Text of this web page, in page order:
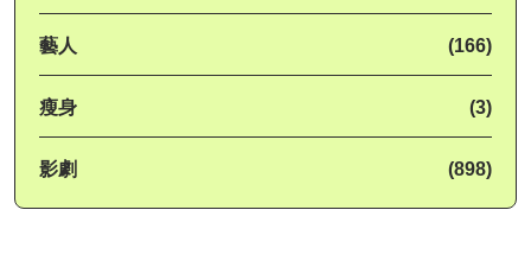
藝人 (166)
瘦身 (3)
影劇 (898)